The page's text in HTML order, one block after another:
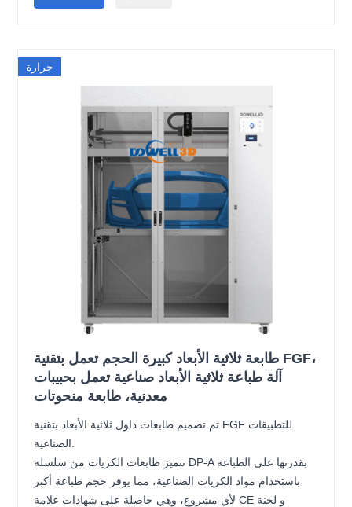
حرارة
طابعة ثلاثية الأبعاد كبيرة الحجم تعمل بتقنية FGF،
آلة طباعة ثلاثية الأبعاد صناعية تعمل بحبيبات
معدنية، طابعة منحوتات
تم تصميم طابعات داول ثلاثية الأبعاد بتقنية FGF للتطبيقات
تتميز طابعات الكريات من سلسلة DP-A بقدرتها على الطباعة
باستخدام مواد الكريات الصناعية، مما يوفر حجم طباعة أكبر
لأي مشروع، وهي حاصلة على شهادات علامة CE و لجنة